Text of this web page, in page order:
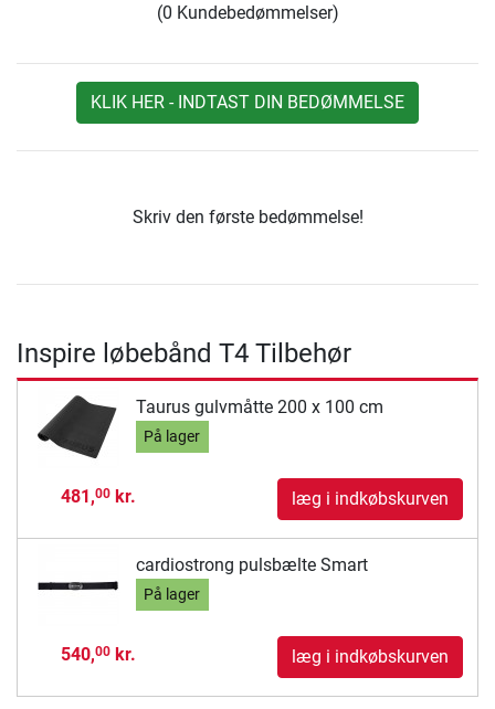
(0 Kundebedømmelser)
KLIK HER - INDTAST DIN BEDØMMELSE
Skriv den første bedømmelse!
Inspire løbebånd T4 Tilbehør
Taurus gulvmåtte 200 x 100 cm
På lager
481,00kr. læg i indkøbskurven
cardiostrong pulsbælte Smart
På lager
540,00kr. læg i indkøbskurven